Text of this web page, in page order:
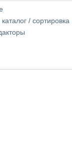
/ сортировка